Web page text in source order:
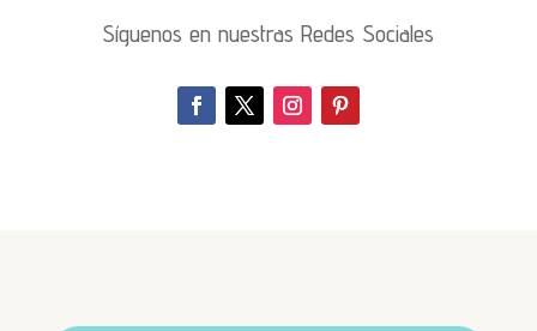
Síguenos en nuestras Redes Sociales